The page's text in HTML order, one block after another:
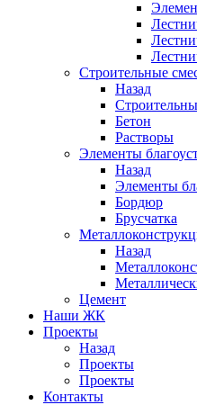
Строительные
Назад
Бетон
Растворы
Элементы
Назад
Элементы
Бордюр
Брусчатка
Назад
Цемент
Наши ЖК
Проекты
Назад
Проекты
Проекты
Контакты